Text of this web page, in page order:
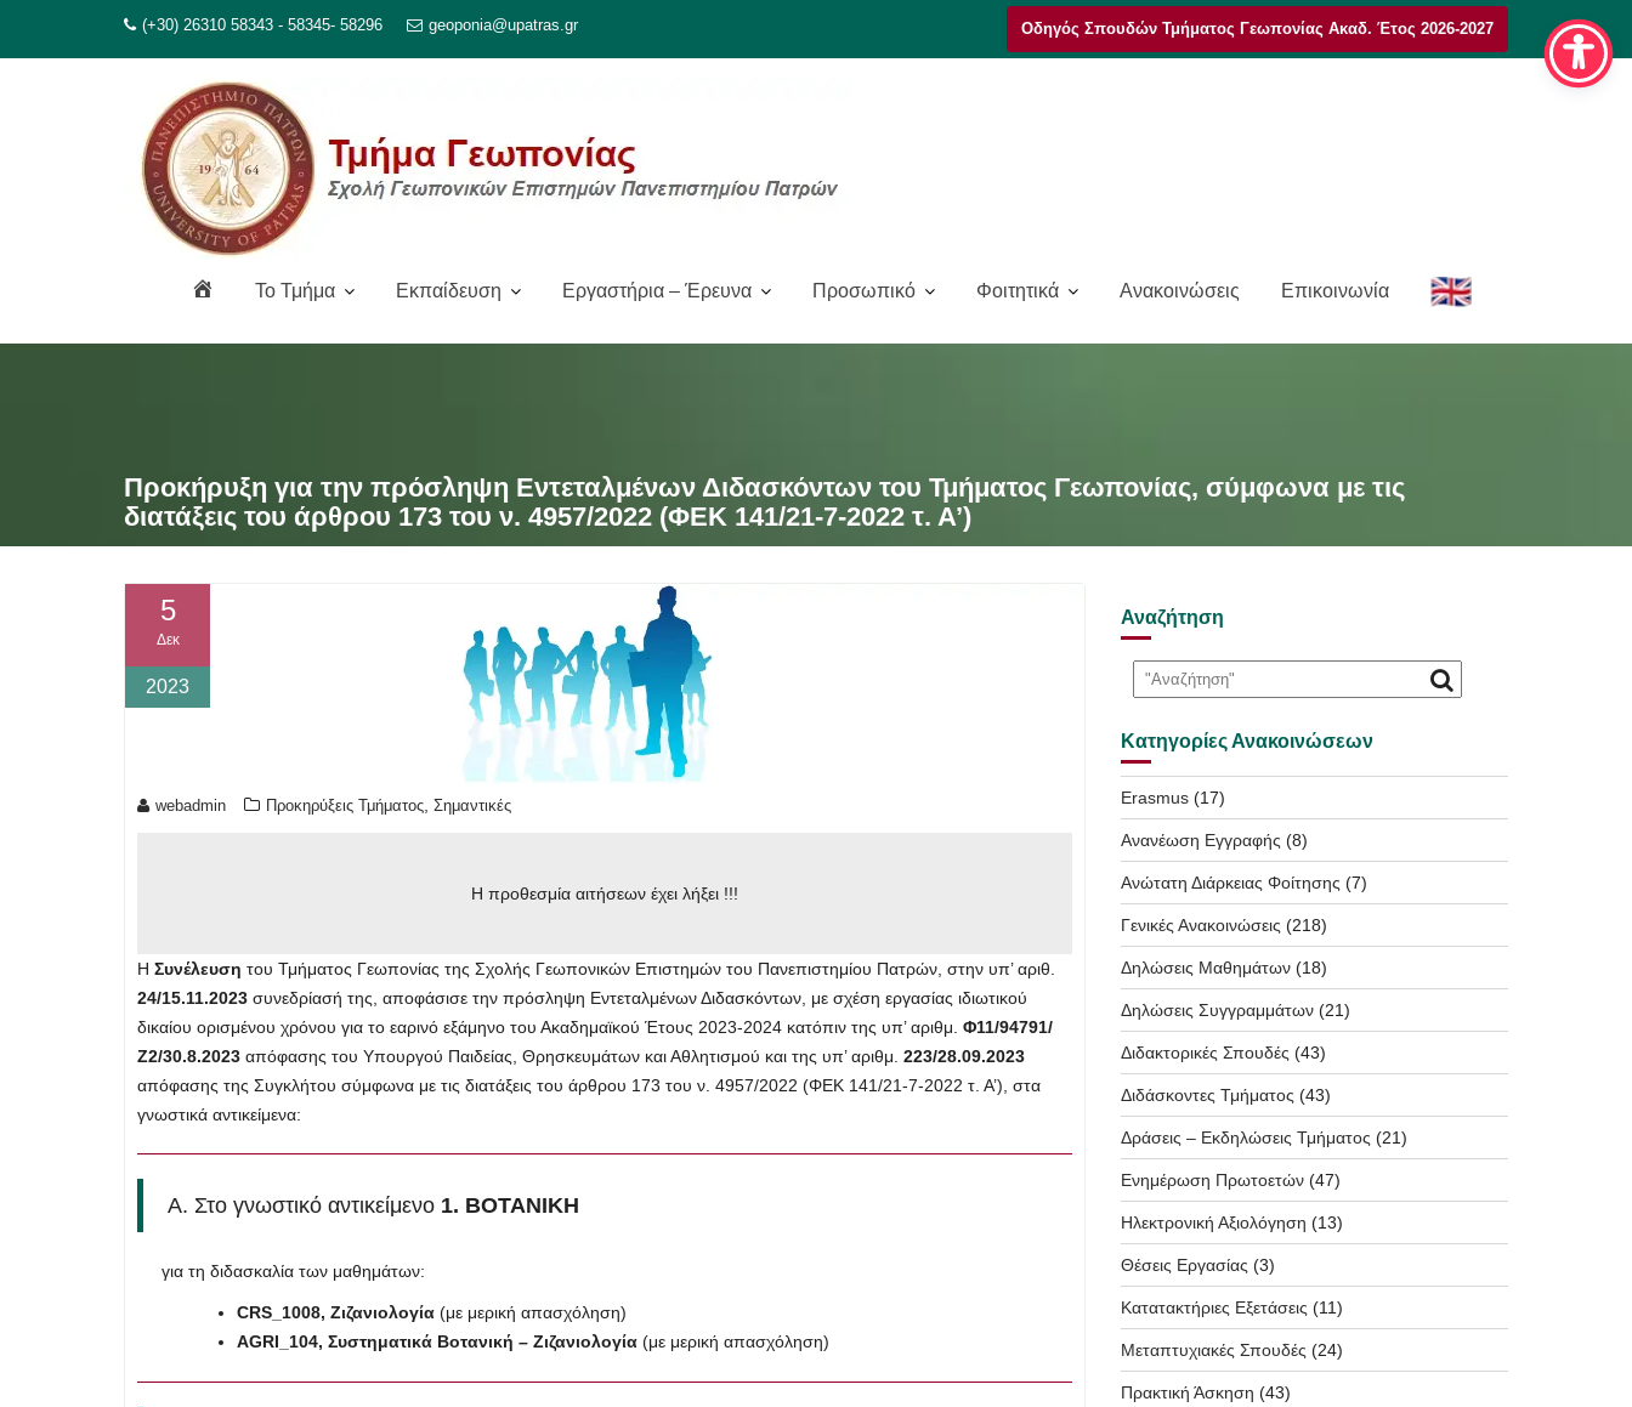
(+30) 26310 58343 - 58345- 58296 geoponia@upatras.gr Οδηγός Σπουδών Τμήματος Γεωπονίας Ακαδ. Έτος 2026-2027
To Τμήμα Εκπαίδευση Εργαστήρια – Έρευνα Προσωπικό Φοιτητικά Ανακοινώσεις Επικοινωνία
E
n
Προκήρυξη για την πρόσληψη Εντεταλμένων Διδασκόντων του Τμήματος Γεωπονίας, σύμφωνα με τις
διατάξεις του άρθρου 173 του ν. 4957/2022 (ΦΕΚ 141/21-7-2022 τ. Α’)
5
Δεκ
2023
webadmin Προκηρύξεις Τμήματος Σημαντικές
Η προθεσμία αιτήσεων έχει λήξει !!!
Η Συνέλευση του Τμήματος Γεωπονίας της Σχολής Γεωπονικών Επιστημών του Πανεπιστημίου Πατρών, στην υπ’ αριθ.
24/15.11.2023 συνεδρίασή της, αποφάσισε την πρόσληψη Εντεταλμένων Διδασκόντων, με σχέση εργασίας ιδιωτικού
δικαίου ορισμένου χρόνου για το εαρινό εξάμηνο του Ακαδημαϊκού Έτους 2023-2024 κατόπιν της υπ’ αριθμ. Φ11/94791/
Ζ2/30.8.2023 απόφασης του Υπουργού Παιδείας, Θρησκευμάτων και Αθλητισμού και της υπ’ αριθμ. 223/28.09.2023
απόφασης της Συγκλήτου σύμφωνα με τις διατάξεις του άρθρου 173 του ν. 4957/2022 (ΦΕΚ 141/21-7-2022 τ. Α’), στα
γνωστικά αντικείμενα:
Α. Στο γνωστικό αντικείμενο 1. ΒΟΤΑΝΙΚΗ
για τη διδασκαλία των μαθημάτων:
CRS _1008, Ζιζανιολογία (με μερική απασχόληση)
AGRI _104, Συστηματικά Βοτανική – Ζιζανιολογία (με μερική απασχόληση)
Αναζήτηση
Κατηγορίες Ανακοινώσεων
Erasmus(17)
Ανανέωση Εγγραφής (8)
Ανώτατη Διάρκειας Φοίτησης (7)
Γενικές Ανακοινώσεις (218)
Δηλώσεις Μαθημάτων(18)
Δηλώσεις Συγγραμμάτων(21)
Διδακτορικές Σπουδές (43)
Διδάσκοντες Τμήματος (43)
Δράσεις – Εκδηλώσεις Τμήματος (21)
Ενημέρωση Πρωτοετών(47)
Ηλεκτρονική Αξιολόγηση (13)
Θέσεις Εργασίας (3)
Κατατακτήριες Εξετάσεις (11)
Μεταπτυχιακές Σπουδές (24)
Πρακτική Άσκηση (43)